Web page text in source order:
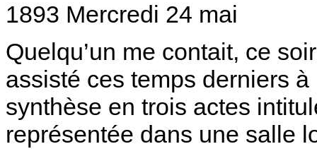
1893 Mercredi 24 mai
Quelqu’un me contait, ce
assisté ces temps derniers
synthèse en trois actes
représentée dans une salle